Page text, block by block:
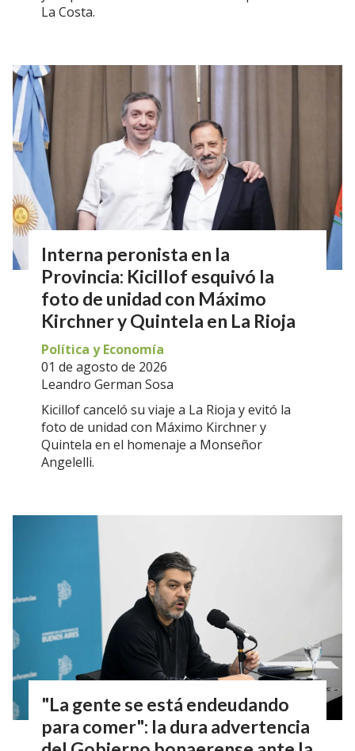
La Costa.
Interna peronista en la
Provincia: Kicillof esquivó la
foto de unidad con Máximo
Kirchner y Quintela en La Rioja
Leandro German Sosa
Política y Economía
01 de agosto de 2026
Kicillof canceló su viaje a La Rioja y evitó la
foto de unidad con Máximo Kirchner y
Quintela en el homenaje a Monseñor
Angelelli.
"La gente se está endeudando
para comer": la dura advertencia